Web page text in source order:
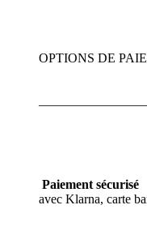
OPTIONS DE
Paiement sécurisé
avec Klarna, carte